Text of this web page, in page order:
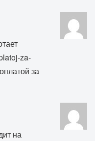
za-
за
на